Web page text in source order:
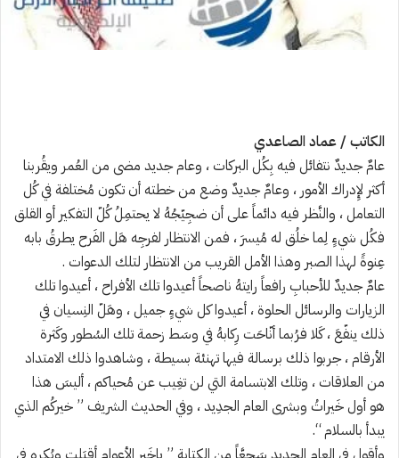
الكاتب / عماد الصاعدي
عامٌ جديدٌ نتفائل فيه بِكُل البركات ، وعام جديد مضى من العُمر ويقُربنا
أكثر لإِدراك الأمور ، وعامٌ جديدٌ وضع من خطته أن تكون مُختلفة في كُل
التعامل ، والنَّظر فيه دائماً على أن ضجِيّجُهُ لا يحتمِلُ كُلّ التفكير أو القلق
فكُل شيءٍ لِما خلُق له مُيسرَ ، فمن الانتظار لفرجِه هَل الفَرح يطرقُ بابه
عِنوةً لهذا الصبر وهذا الأمل القريب من الانتظار لتلك الدعوات .
عامٌ جديدٌ للأحبابِ رافعاً رايتهُ ناصحاً أعيدوا تلك الأفراح ، أعيدوا تلك
الزيارات والرسائل الحلوة ، أعيدوا كل شيءٍ جميل ، وهَلّ النِسيان في
ذلك ينفّعَ ، كَلا فرُبما أنّاحَت رِكابهُ في وسَط زحمة تلك السُطور وكَثرة
الأرقام ، جربوا ذلك برسالة فيها تهنئة بسيطة ، وشاهدوا ذلك الامتداد
من العلاقات ، وتلك الابتسامة التي لن تغِيب عن مُحياكم ، أليسَ هذا
هو أول خَيراتُ وبشرى العام الجدِيد ، وفي الحديث الشريف ” خيركُم الذي
يبدأ بالسلام “.